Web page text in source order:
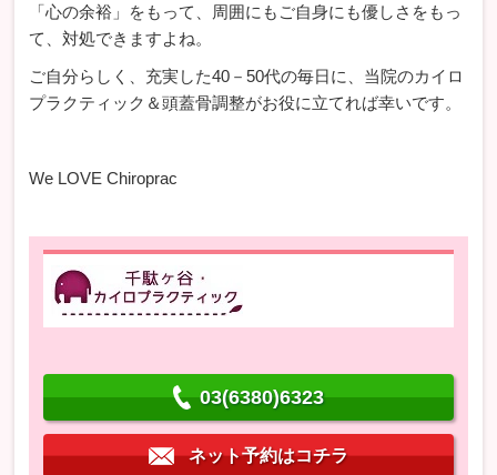
「心の余裕」をもって、周囲にもご自身にも優しさをもっ
て、対処できますよね。
ご自分らしく、充実した40－50代の毎日に、当院のカイロ
プラクティック＆頭蓋骨調整がお役に立てれば幸いです。
We LOVE Chiroprac
03(6380)6323
ネット予約はコチラ